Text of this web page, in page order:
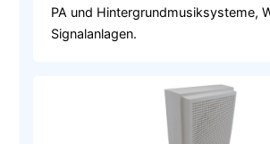
PA und Hintergrundmusiksysteme,
Signalanlagen.